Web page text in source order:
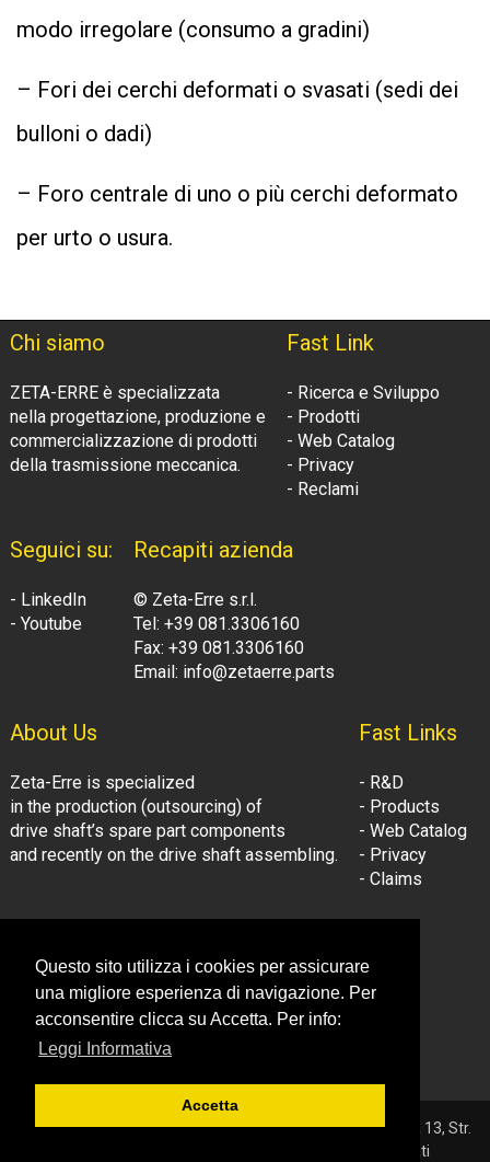
Questo sito utilizza i cookies per assicurare
una migliore esperienza di navigazione. Per
acconsentire clicca su Accetta. Per info:
Leggi Informativa
Accetta
modo irregolare (consumo a gradini)
– Fori dei cerchi deformati o svasati (sedi dei
bulloni o dadi)
– Foro centrale di uno o più cerchi deformato
per urto o usura.
Chi siamo
ZETA-ERRE è specializzata
nella progettazione, produzione e
commercializzazione di prodotti
della trasmissione meccanica.
Fast Link
- Ricerca e Sviluppo
- Prodotti
- Web Catalog
- Privacy
- Reclami
Seguici su:
- LinkedIn
- Youtube
Recapiti azienda
© Zeta-Erre s.r.l.
Tel: +39 081.3306160
Fax: +39 081.3306160
Email: info@zetaerre.parts
About Us
Zeta-Erre is specialized
in the production (outsourcing) of
drive shaft’s spare part components
and recently on the drive shaft assembling.
Fast Links
- R&D
- Products
- Web Catalog
- Privacy
- Claims
- LinkedIn
- Youtube
© Zeta-Erre s.r.l.
Tel: +39 081.3306160
Fax: +39 081.3306160
Email: info@zetaerre.eu
© 2026 ZETA-ERRE S.r.l. - P.IVA 03561131214 - Sede: Vega 13, Str.
Consortile - 81032 Carinaro (CE) - Tutti i diritti riservati